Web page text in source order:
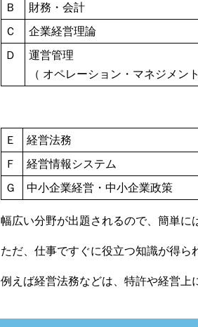
Ｂ
財務・会計
Ｃ
企業経営理論
Ｄ
運営管理
（ オペレーション・マネジメン
Ｅ
経営法務
Ｆ
経営情報システム
Ｇ
中小企業経営・中小企業政策
幅広い分野が出題されるので、簡単に
ただ、仕事ですぐに役立つ知識が得ら
例えば経営法務などは、特許や経営上